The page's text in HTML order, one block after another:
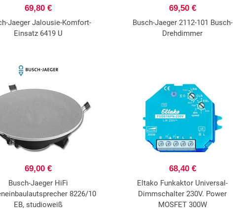
69,80 €
Jaeger Jalousie-Komfort-
Einsatz 6419 U
69,50 €
Busch-Jaeger 2112-101 Busch-
Drehdimmer
69,00 €
Busch-Jaeger HiFi
8226/10
EB, studioweiß
68,40 €
Eltako Funkaktor Universal-
Dimmschalter 230V. Power
MOSFET 300W